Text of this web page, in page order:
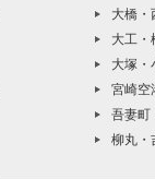
大橋・
大工・
大塚・
宮崎空
吾妻町
柳丸・